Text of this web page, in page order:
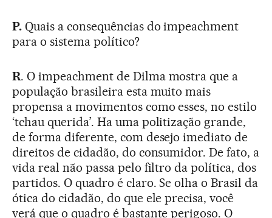
P.Quais a consequências do impeachment
para o sistema político?
R. O impeachment de Dilma mostra que a
população brasileira esta muito mais
propensa a movimentos como esses, no estilo
‘tchau querida’. Ha uma politização grande,
de forma diferente, com desejo imediato de
direitos de cidadão, do consumidor. De fato, a
vida real não passa pelo filtro da política, dos
partidos. O quadro é claro. Se olha o Brasil da
ótica do cidadão, do que ele precisa, você
verá que o quadro é bastante perigoso. O